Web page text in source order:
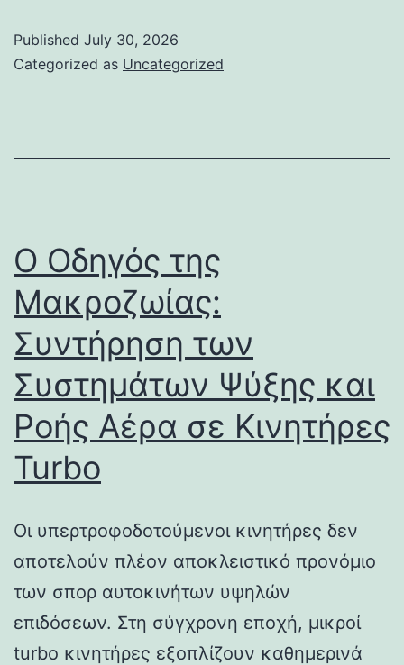
Published July 30, 2026
Categorized as Uncategorized
Ο Οδηγός της
Μακροζωίας:
Συντήρηση των
Συστημάτων Ψύξης και
Ροής Αέρα σε Κινητήρες
Turbo
Οι υπερτροφοδοτούμενοι κινητήρες δεν
αποτελούν πλέον αποκλειστικό προνόμιο
των σπορ αυτοκινήτων υψηλών
επιδόσεων. Στη σύγχρονη εποχή, μικροί
turbo κινητήρες εξοπλίζουν καθημερινά